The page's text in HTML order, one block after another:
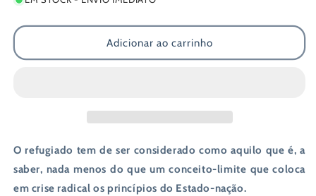
Nós,
|
Homem
Nós,
Refugiados
|
Homem
Adicionar ao carrinho
O refugiado tem de ser considerado como aquilo que é, a
saber, nada menos do que um conceito-limite que coloca
em crise radical os princípios do Estado-nação.